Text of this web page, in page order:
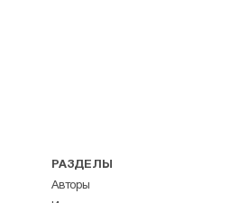
РАЗДЕЛЫ
Авторы